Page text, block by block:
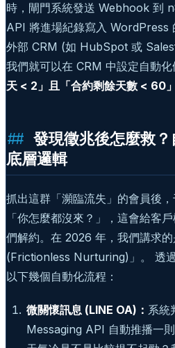
時，閘門系統發送 Webhook 到
API 將進場紀錄寫入 WordPress
外部 CRM (如 HubSpot 或
我們就可以在 CRM 中設定自動化
天 < 2」且「合約剩餘天數 < 60
發現徵兆後怎麼救
底層邏輯
抓出這群「瀕臨流失」的會員後
「你怎麼都沒來？」，這會給客
們解約。在 2026 年，我們講求
(Frictionless Nurturing)」。 透
以下幾個自動化流程：
微關懷訊息 (LINE OA)： 系統
Messaging API 自動推播一